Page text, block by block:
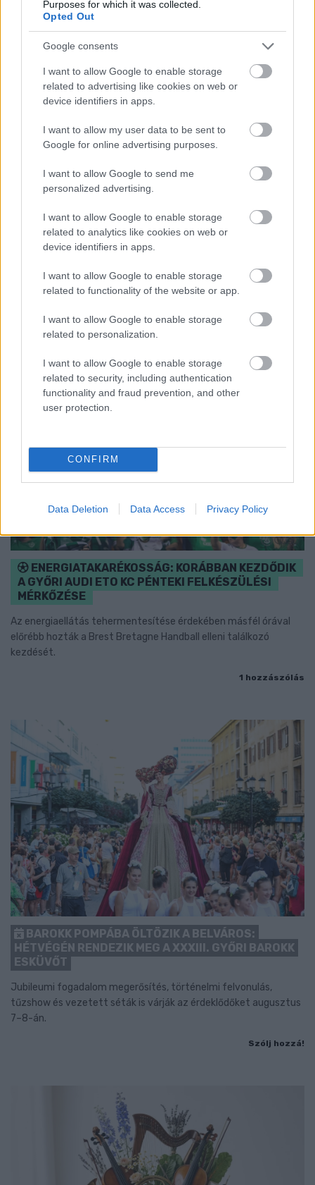
Purposes for which it was collected.
Opted Out
Google consents
I want to allow Google to enable storage
related to advertising like cookies on web or
device identifiers in apps.
I want to allow my user data to be sent to
Google for online advertising purposes.
I want to allow Google to send me
personalized advertising.
I want to allow Google to enable storage
related to analytics like cookies on web or
device identifiers in apps.
I want to allow Google to enable storage
related to functionality of the website or app.
I want to allow Google to enable storage
related to personalization.
I want to allow Google to enable storage
related to security, including authentication
functionality and fraud prevention, and other
user protection.
CONFIRM
Data Deletion Data Access Privacy Policy
KIVÁLÓ PROGRAM VÁR MINDENKIT EZEN A HÉTVÉGÉN
GYŐRBEN
Középpontban a hagyományőrzés, de lesz Pogány Induló és
Majka koncert, jóga szeánsz, “borhajózás” és egy csomó minden
Szólj hozzá!
ENERGIATAKARÉKOSSÁG: KORÁBBAN KEZDŐDIK
A GYŐRI AUDI ETO KC PÉNTEKI FELKÉSZÜLÉSI
MÉRKŐZÉSE
Az energiaellátás tehermentesítése érdekében másfél órával
előrébb hozták a Brest Bretagne Handball elleni találkozó
kezdését.
1 hozzászólás
BAROKK POMPÁBA ÖLTÖZIK A BELVÁROS:
HÉTVÉGÉN RENDEZIK MEG A XXXIII. GYŐRI BAROKK
ESKÜVŐT
Jubileumi fogadalom megerősítés, történelmi felvonulás,
tűzshow és vezetett séták is várják az érdeklődőket augusztus
7–8-án.
Szólj hozzá!